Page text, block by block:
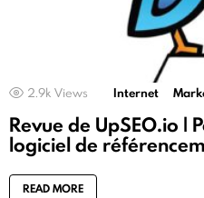
2.9k Views Internet
Revue de UpSEO.io |
logiciel de
READ MORE